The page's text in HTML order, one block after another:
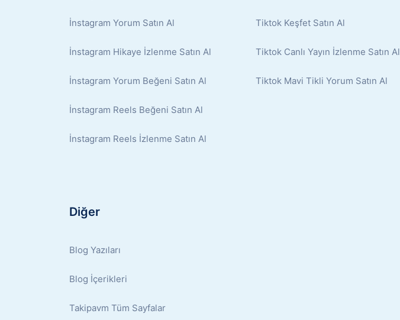
İnstagram Yorum Satın Al
İnstagram Hikaye İzlenme Satın Al
İnstagram Yorum Beğeni Satın Al
İnstagram Reels Beğeni Satın Al
İnstagram Reels İzlenme Satın Al
Tiktok Keşfet Satın Al
Tiktok Canlı Yayın İzlenme Satın Al
Tiktok Mavi Tikli Yorum Satın Al
Diğer
Blog Yazıları
Blog İçerikleri
Takipavm Tüm Sayfalar